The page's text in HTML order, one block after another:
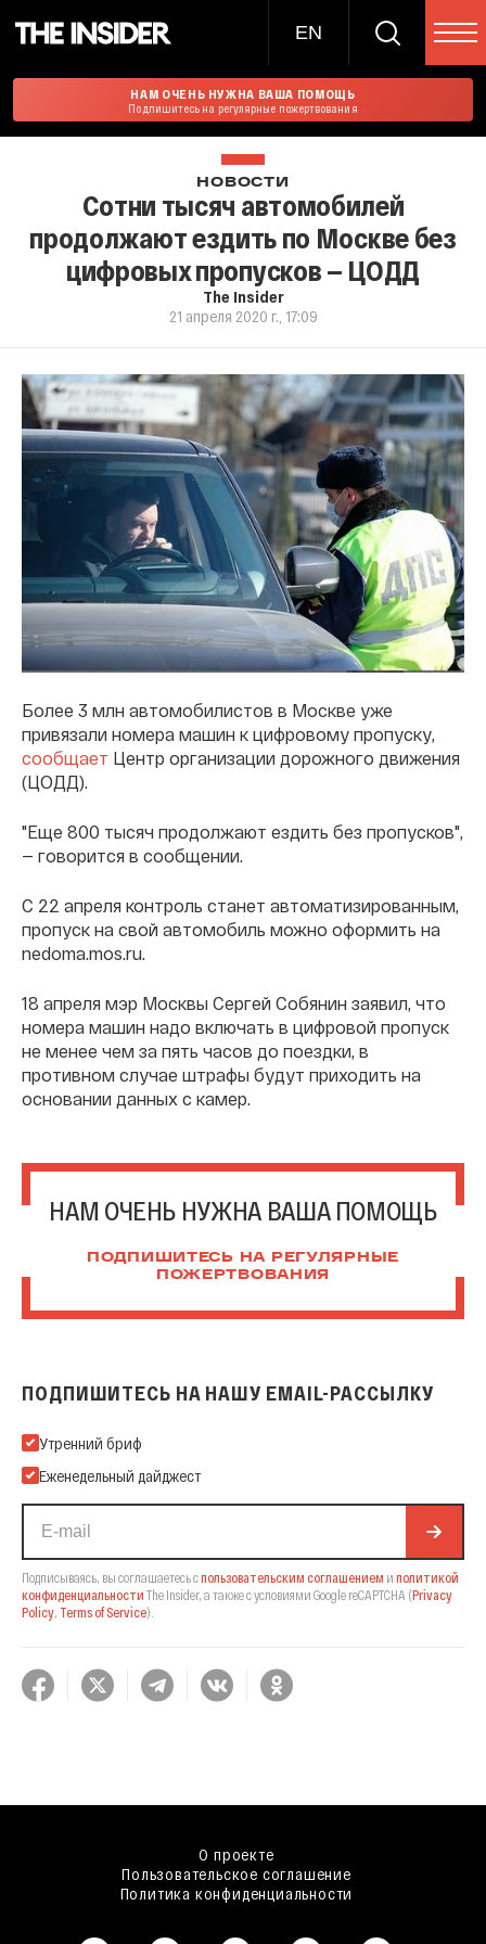
EN
НАМ ОЧЕНЬ НУЖНА ВАША ПОМОЩЬ
Подпишитесь на регулярные пожертвования
НОВОСТИ
Сотни тысяч автомобилей
продолжают ездить по Москве без
цифровых пропусков — ЦОДД
The Insider
21 апреля 2020 г., 17:09
Более 3 млн автомобилистов в Москве уже
привязали номера машин к цифровому пропуску,
сообщает Центр организации дорожного движения
(ЦОДД).
"Еще 800 тысяч продолжают ездить без пропусков",
— говорится в сообщении.
С 22 апреля контроль станет автоматизированным,
пропуск на свой автомобиль можно оформить на
nedoma.mos.ru.
18 апреля мэр Москвы Сергей Собянин заявил, что
номера машин надо включать в цифровой пропуск
не менее чем за пять часов до поездки, в
противном случае штрафы будут приходить на
основании данных с камер.
НАМ ОЧЕНЬ НУЖНА ВАША ПОМОЩЬ
ПОДПИШИТЕСЬ НА РЕГУЛЯРНЫЕ
ПОЖЕРТВОВАНИЯ
ПОДПИШИТЕСЬ НА НАШУ EMAIL-РАССЫЛКУ
Подпишитесь на нашу Email-рассылку
Утренний бриф
Еженедельный дайджест
Подписываясь, вы соглашаетесь спользовательским соглашением и политикой
конфиденциальности The Insider, а также с условиями Google reCAPTCHA (Privacy
Policy, Terms of Service).
О проекте
Пользовательское соглашение
Политика конфиденциальности